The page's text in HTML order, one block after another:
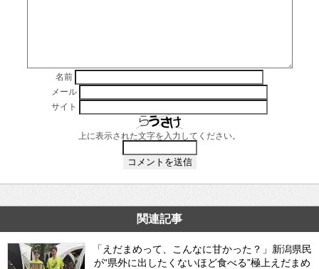
名前
メール
サイト
上に表示された文字を入力してください。
関連記事
「えだまめって、こんなに甘かった？」新潟県民
が“県外に出したくないほど食べる”極上えだまめ